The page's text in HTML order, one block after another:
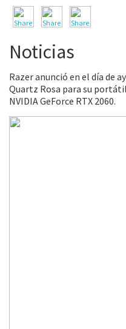
Noticias
Razer anunció en el día de
Quartz Rosa para su
NVIDIA GeForce RTX 2060.